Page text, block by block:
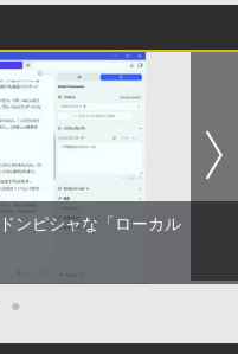
ンピシャな「ローカル
●